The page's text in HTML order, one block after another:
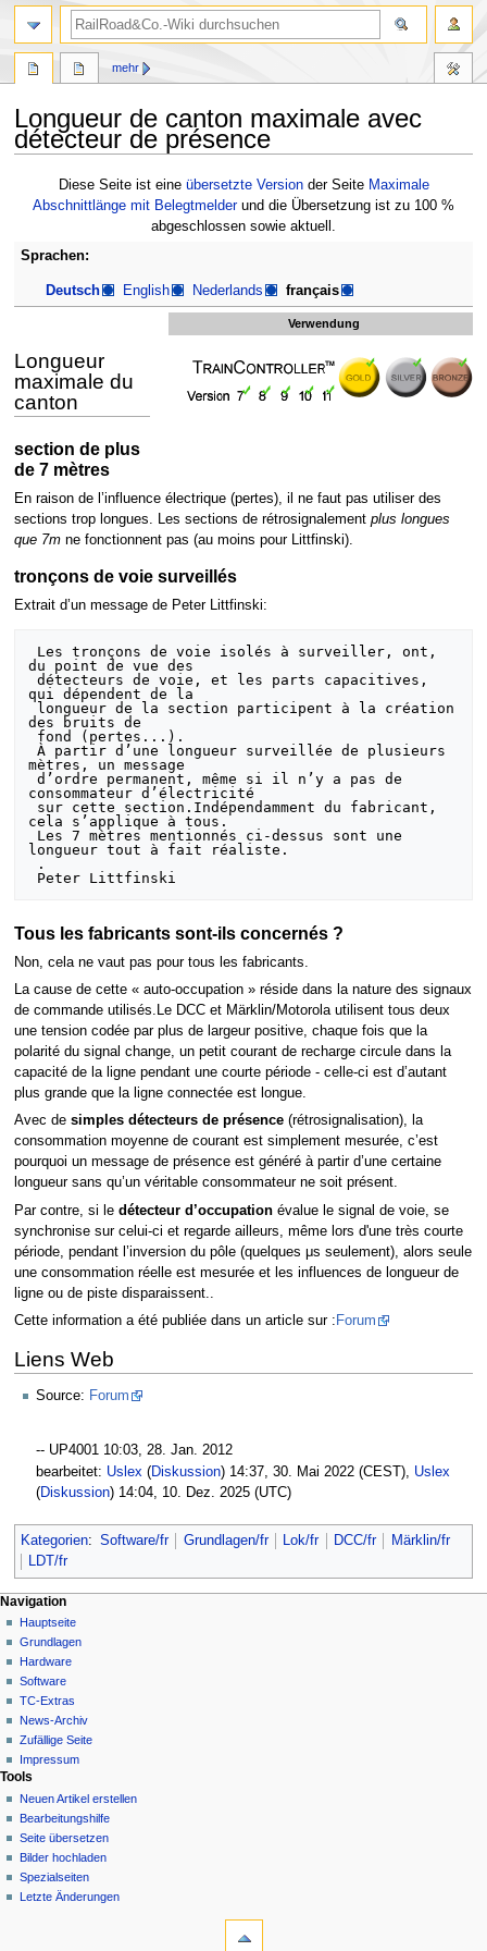
Longueur de canton maximale avec
détecteur de présence
Navigation
Suche
Diese Seite ist eine übersetzte Versionder Seite Maximale
Abschnittlänge mit Belegtmelderund die Übersetzung ist zu 100 %
abgeschlossen sowie aktuell.
Sprachen:
Deutsch English Nederlands français
Verwendung
Longueur
maximale du
canton
section de plus
de 7 mètres
En raison de l’influence électrique (pertes), il ne faut pas utiliser des
sections trop longues. Les sections de rétrosignalement plus longues
que 7mne fonctionnent pas (au moins pour Littfinski).
tronçons de voie surveillés
Extrait d’un message de Peter Littfinski:
du point de vue des
détecteurs de voie, et les parts capacitives,
qui dépendent de la
des bruits de
À partir d’une longueur surveillée de plusieurs
mètres, un message
d’ordre permanent, même si il n’y a pas de
consommateur d’électricité
cela s’applique à tous.
longueur tout à fait réaliste.
Tous les fabricants sont-ils concernés ?
Non, cela ne vaut pas pour tous les fabricants.
La cause de cette « auto-occupation » réside dans la nature des signaux
de commande utilisés.Le DCC et Märklin/Motorola utilisent tous deux
une tension codée par plus de largeur positive, chaque fois que la
polarité du signal change, un petit courant de recharge circule dans la
capacité de la ligne pendant une courte période - celle-ci est d’autant
plus grande que la ligne connectée est longue.
Avec de simples détecteurs de présence(rétrosignalisation), la
consommation moyenne de courant est simplement mesurée, c’est
pourquoi un message de présence est généré à partir d’une certaine
longueur sans qu’un véritable consommateur ne soit présent.
Par contre, si le détecteur d’occupationévalue le signal de voie, se
synchronise sur celui-ci et regarde ailleurs, même lors d'une très courte
période, pendant l’inversion du pôle (quelques μs seulement), alors seule
une consommation réelle est mesurée et les influences de longueur de
ligne ou de piste disparaissent..
Cette information a été publiée dans un article sur : Forum
Liens Web
Source: Forum
-- UP4001 10:03, 28. Jan. 2012‎
bearbeitet: Uslex (Diskussion) 14:37, 30. Mai 2022 (CEST), Uslex
(Diskussion) 14:04, 10. Dez. 2025 (UTC)
Kategorien: Software/fr Grundlagen/fr Lok/fr DCC/fr
Märklin/fr
LDT/fr
N
a
v
g
a
i
o
n
s
m
e
Seitenaktionen
Seite
Diskussion
Lesen
Quelltext
anzeigen
Versionsgeschichte
mehr
Meine Werkzeuge
Deutsch
Anmelden
Navigation
Hauptseite
Grundlagen
Hardware
Software
TC-Extras
News-Archiv
Zufällige Seite
Impressum
Suche
Tools
Neuen Artikel erstellen
Bearbeitungshilfe
Seite übersetzen
Bilder hochladen
Spezialseiten
Letzte Änderungen